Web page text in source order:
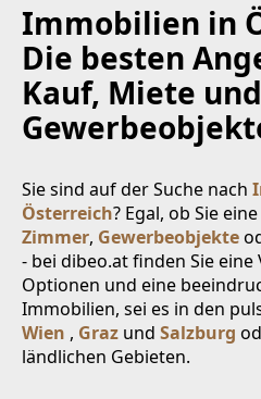
Immobilien in
Die besten
Kauf, Miete und
Sie sind auf der Suche nach
Österreich? Egal, ob Sie eine
Zimmer, Gewerbeobjekte
- bei dibeo.at finden Sie
Optionen und eine
Immobilien, sei es in den
Wien , Graz und Salzburg
ländlichen Gebieten.